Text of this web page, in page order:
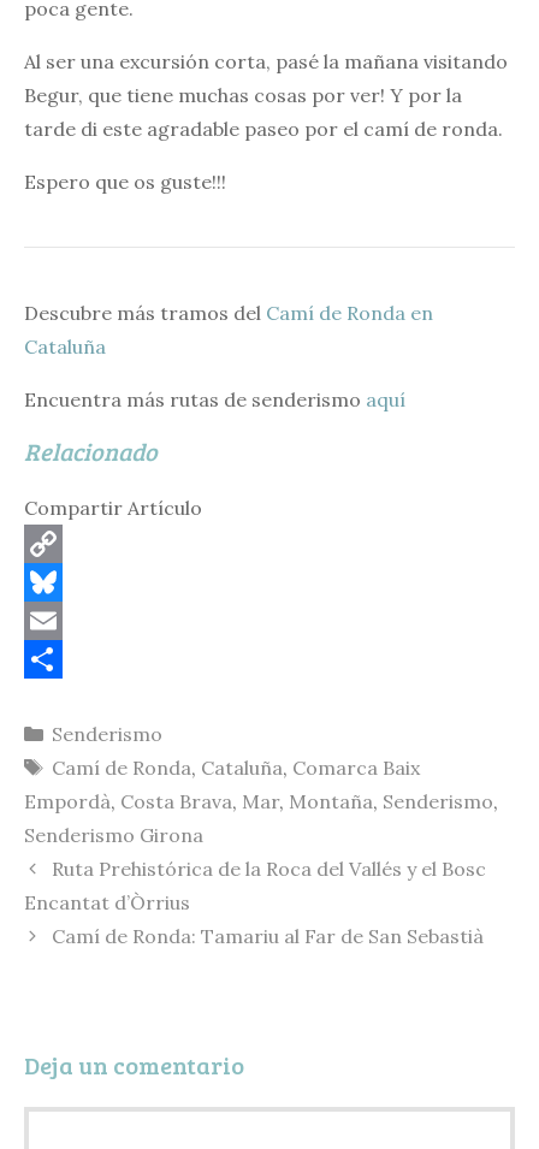
poca gente.
Al ser una excursión corta, pasé la mañana visitando
Begur, que tiene muchas cosas por ver! Y por la
tarde di este agradable paseo por el camí de ronda.
Espero que os guste!!!
Descubre más tramos del Camí de Ronda en
Cataluña
Encuentra más rutas de senderismo aquí
Relacionado
Compartir Artículo
C
o
p
L
i
n
B
e
s
k
E
a
i
l
o
m
p
t
Categorías
Senderismo
Etiquetas
Camí de Ronda, Cataluña, Comarca Baix
Empordà, Costa Brava, Mar, Montaña, Senderismo,
Senderismo Girona
Ruta Prehistórica de la Roca del Vallés y el Bosc
Encantat d’Òrrius
Camí de Ronda: Tamariu al Far de San Sebastià
Deja un comentario